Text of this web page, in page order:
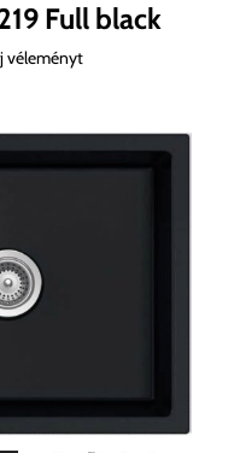
Full black
véleményt